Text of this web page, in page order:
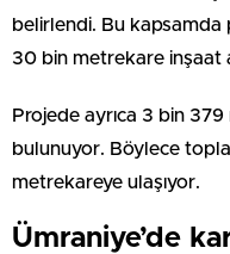
belirlendi. Bu kapsamda
30 bin metrekare inşaat
Projede ayrıca 3 bin
bulunuyor. Böylece
metrekareye ulaşıyor.
Ümraniye’de